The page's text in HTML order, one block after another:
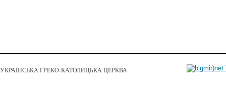
УКРАЇНСЬКА ГРЕКО-КАТОЛИЦЬКА ЦЕРКВА